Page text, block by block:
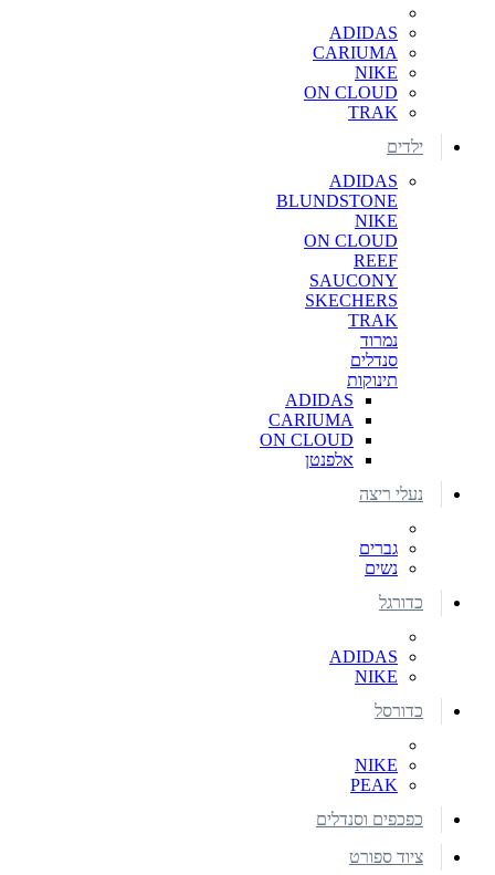
ADIDAS
CARIUMA
NIKE
ON CLOUD
TRAK
ילדים
ADIDAS
BLUNDSTONE
NIKE
ON CLOUD
REEF
SAUCONY
SKECHERS
TRAK
נמרוד
סנדלים
תינוקות
ADIDAS
CARIUMA
ON CLOUD
אלפנטן
נעלי ריצה
גברים
נשים
כדורגל
ADIDAS
NIKE
כדורסל
NIKE
PEAK
כפכפים וסנדלים
ציוד ספורט